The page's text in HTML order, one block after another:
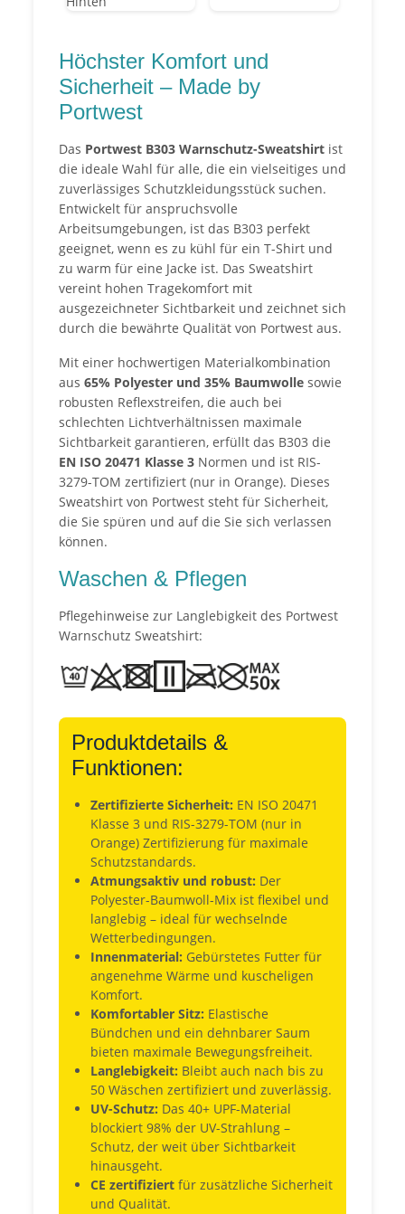
Höchster Komfort und
Sicherheit – Made by
Portwest
Das Portwest B303 Warnschutz-Sweatshirtist
die ideale Wahl für alle, die ein vielseitiges und
zuverlässiges Schutzkleidungsstück suchen.
Entwickelt für anspruchsvolle
Arbeitsumgebungen, ist das B303 perfekt
geeignet, wenn es zu kühl für ein T-Shirt und
zu warm für eine Jacke ist. Das Sweatshirt
vereint hohen Tragekomfort mit
ausgezeichneter Sichtbarkeit und zeichnet sich
durch die bewährte Qualität von Portwest aus.
Mit einer hochwertigen Materialkombination
aus 65% Polyester und 35% Baumwollesowie
robusten Reflexstreifen, die auch bei
schlechten Lichtverhältnissen maximale
Sichtbarkeit garantieren, erfüllt das B303 die
EN ISO 20471 Klasse 3Normen und ist RIS-
3279-TOM zertifiziert (nur in Orange). Dieses
Sweatshirt von Portwest steht für Sicherheit,
die Sie spüren und auf die Sie sich verlassen
können.
Waschen & Pflegen
Pflegehinweise zur Langlebigkeit des Portwest
Warnschutz Sweatshirt:
Produktdetails &
Funktionen:
Zertifizierte Sicherheit: EN ISO 20471
Klasse 3 und RIS-3279-TOM (nur in
Orange) Zertifizierung für maximale
Schutzstandards.
Atmungsaktiv und robust: Der
Polyester-Baumwoll-Mix ist flexibel und
langlebig – ideal für wechselnde
Wetterbedingungen.
Innenmaterial: Gebürstetes Futter für
angenehme Wärme und kuscheligen
Komfort.
Komfortabler Sitz: Elastische
Bündchen und ein dehnbarer Saum
bieten maximale Bewegungsfreiheit.
Langlebigkeit: Bleibt auch nach bis zu
50 Wäschen zertifiziert und zuverlässig.
UV-Schutz: Das 40+ UPF-Material
blockiert 98% der UV-Strahlung –
Schutz, der weit über Sichtbarkeit
hinausgeht.
CE zertifiziertfür zusätzliche Sicherheit
und Qualität.